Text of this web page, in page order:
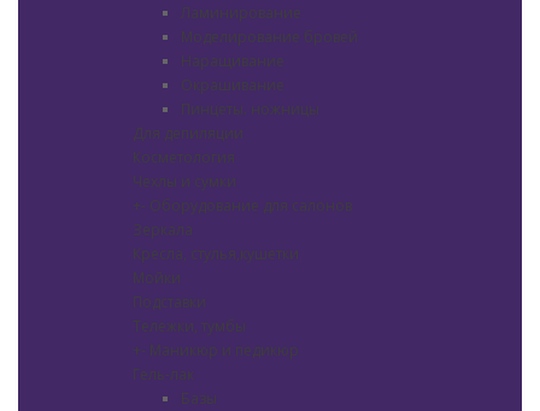
Ламинирование
Моделирование бровей
Наращивание
Окрашивание
Пинцеты. ножницы
Для депиляции
Косметология
Чехлы и сумки
+- Оборудование для салонов
Зеркала
Кресла, стулья,кушетки
Мойки
Подставки
Тележки, тумбы
+- Маникюр и педикюр
Гель-лак
Базы